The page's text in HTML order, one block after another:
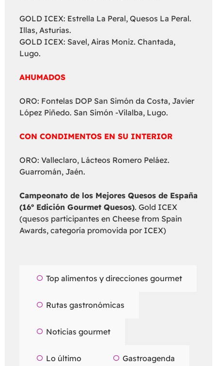
GOLD ICEX: Estrella La Peral, Quesos La Peral.
Illas, Asturias.
GOLD ICEX: Savel, Airas Moniz. Chantada,
Lugo.
AHUMADOS
ORO: Fontelas DOP San Simón da Costa, Javier
López Piñedo. San Simón -Vilalba, Lugo.
CON CONDIMENTOS EN SU INTERIOR
ORO: Valleclaro, Lácteos Romero Peláez.
Guarromán, Jaén.
Campeonato de los Mejores Quesos de España
(16º Edición Gourmet Quesos). Gold ICEX
(quesos participantes en Cheese from Spain
Awards, categoría promovida por ICEX)
Top alimentos y direcciones gourmet
Rutas gastronómicas
Noticias gourmet
Lo último Gastroagenda